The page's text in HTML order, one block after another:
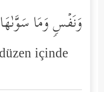
وَنَفۡسࣲ وَمَا سَوَّىٰهَا
içinde